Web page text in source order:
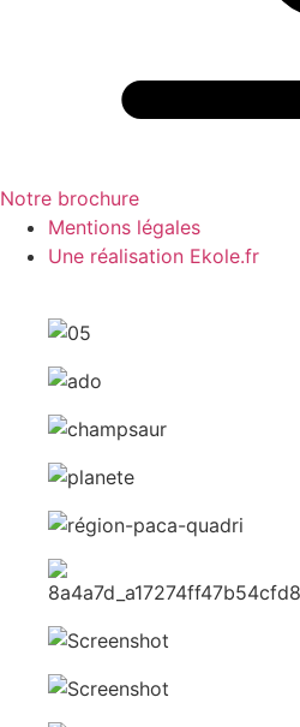
Notre brochure
Mentions légales
Une réalisation Ekole.fr